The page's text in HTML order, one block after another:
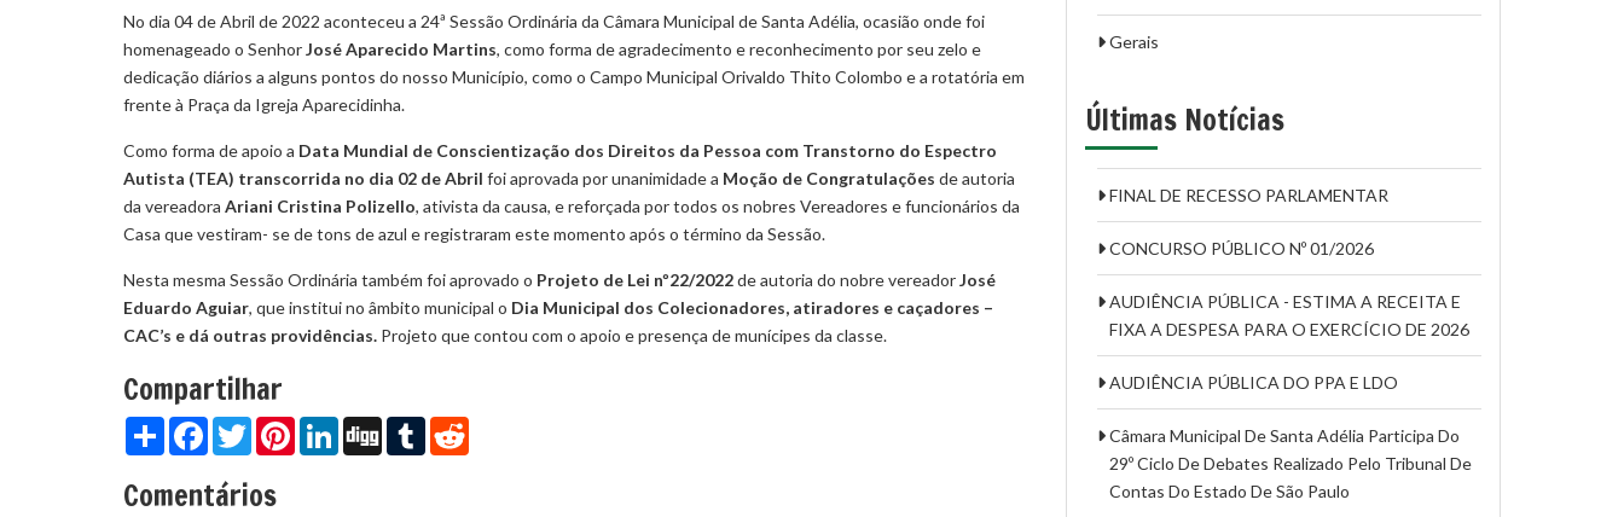
No dia 04 de Abril de 2022 aconteceu a 24ª Sessão Ordinária da Câmara Municipal de Santa Adélia, ocasião onde foi
homenageado o SenhorJosé Aparecido Martins, como forma de agradecimento e reconhecimento por seu zelo e
dedicação diários a alguns pontos do nosso Município, como o Campo Municipal Orivaldo Thito Colombo e a rotatória em
frente à Praça da Igreja Aparecidinha.
Como forma de apoio a Data Mundial de Conscientização dos Direitos da Pessoa com Transtorno do Espectro
Autista (TEA) transcorrida no dia 02 de Abril foi aprovada por unanimidade a Moção de Congratulações de autoria
da vereadora Ariani Cristina Polizello, ativista da causa, e reforçada por todos os nobres Vereadores e funcionários da
Casa que vestiram- se de tons de azul e registraram este momento após o término da Sessão.
Nesta mesma Sessão Ordinária também foi aprovado o Projeto de Lei nº22/2022de autoria do nobre vereadorJosé
Eduardo Aguiar, que institui no âmbito municipal o Dia Municipal dos Colecionadores, atiradores e caçadores –
CAC’s e dá outras providências. Projeto que contou com o apoio e presença de munícipes da classe.
Compartilhar
Share FacebookTwitterPinterestLinkedIn
Digg Tumblr
Comentários
Gerais
Últimas Notícias
FINAL DE RECESSO PARLAMENTAR
CONCURSO PÚBLICO Nº 01/2026
AUDIÊNCIA PÚBLICA - ESTIMA A RECEITA E
FIXA A DESPESA PARA O EXERCÍCIO DE 2026
AUDIÊNCIA PÚBLICA DO PPA E LDO
Câmara Municipal De Santa Adélia Participa Do
29º Ciclo De Debates Realizado Pelo Tribunal De
Contas Do Estado De São Paulo